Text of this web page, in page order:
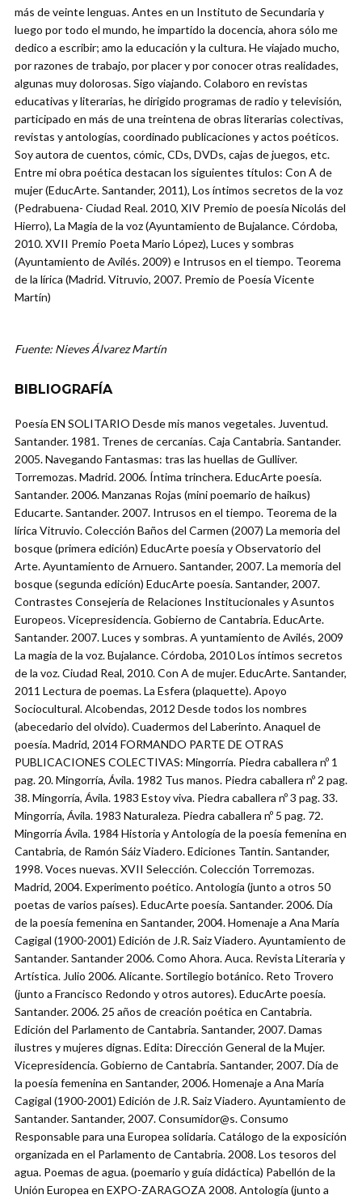
más de veinte lenguas. Antes en un Instituto de Secundaria y
luego por todo el mundo, he impartido la docencia, ahora sólo me
dedico a escribir; amo la educación y la cultura. He viajado mucho,
por razones de trabajo, por placer y por conocer otras realidades,
algunas muy dolorosas. Sigo viajando. Colaboro en revistas
educativas y literarias, he dirigido programas de radio y televisión,
participado en más de una treintena de obras literarias colectivas,
revistas y antologías, coordinado publicaciones y actos poéticos.
Soy autora de cuentos, cómic, CDs, DVDs, cajas de juegos, etc.
Entre mi obra poética destacan los siguientes títulos: Con A de
mujer (EducArte. Santander, 2011), Los íntimos secretos de la voz
(Pedrabuena- Ciudad Real. 2010, XIV Premio de poesía Nicolás del
Hierro), La Magia de la voz (Ayuntamiento de Bujalance. Córdoba,
2010. XVII Premio Poeta Mario López), Luces y sombras
(Ayuntamiento de Avilés. 2009) e Intrusos en el tiempo. Teorema
de la lírica (Madrid. Vitruvio, 2007. Premio de Poesía Vicente
Martín)
Fuente: Nieves Álvarez Martín
BIBLIOGRAFÍA
Poesía EN SOLITARIO Desde mis manos vegetales. Juventud.
Santander. 1981. Trenes de cercanías. Caja Cantabria. Santander.
2005. Navegando Fantasmas: tras las huellas de Gulliver.
Torremozas. Madrid. 2006. Íntima trinchera. EducArte poesía.
Santander. 2006. Manzanas Rojas (mini poemario de haikus)
Educarte. Santander. 2007. Intrusos en el tiempo. Teorema de la
lírica Vitruvio. Colección Baños del Carmen (2007) La memoria del
bosque (primera edición) EducArte poesía y Observatorio del
Arte. Ayuntamiento de Arnuero. Santander, 2007. La memoria del
bosque (segunda edición) EducArte poesía. Santander, 2007.
Contrastes Consejería de Relaciones Institucionales y Asuntos
Europeos. Vicepresidencia. Gobierno de Cantabria. EducArte.
Santander. 2007. Luces y sombras. A yuntamiento de Avilés, 2009
La magia de la voz. Bujalance. Córdoba, 2010 Los íntimos secretos
de la voz. Ciudad Real, 2010. Con A de mujer. EducArte. Santander,
2011 Lectura de poemas. La Esfera (plaquette). Apoyo
Sociocultural. Alcobendas, 2012 Desde todos los nombres
(abecedario del olvido). Cuadermos del Laberinto. Anaquel de
poesía. Madrid, 2014 FORMANDO PARTE DE OTRAS
PUBLICACIONES COLECTIVAS: Mingorría. Piedra caballera nº 1
pag. 20. Mingorría, Ávila. 1982 Tus manos. Piedra caballera nº 2 pag.
38. Mingorría, Ávila. 1983 Estoy viva. Piedra caballera nº 3 pag. 33.
Mingorría, Ávila. 1983 Naturaleza. Piedra caballera nº 5 pag. 72.
Mingorría Ávila. 1984 Historia y Antología de la poesía femenina en
Cantabria, de Ramón Sáiz Viadero. Ediciones Tantin. Santander,
1998. Voces nuevas. XVII Selección. Colección Torremozas.
Madrid, 2004. Experimento poético. Antología (junto a otros 50
poetas de varios países). EducArte poesía. Santander. 2006. Día
de la poesía femenina en Santander, 2004. Homenaje a Ana María
Cagigal (1900-2001) Edición de J.R. Saiz Viadero. Ayuntamiento de
Santander. Santander 2006. Como Ahora. Auca. Revista Literaria y
Artística. Julio 2006. Alicante. Sortilegio botánico. Reto Trovero
(junto a Francisco Redondo y otros autores). EducArte poesía.
Santander. 2006. 25 años de creación poética en Cantabria.
Edición del Parlamento de Cantabria. Santander, 2007. Damas
ilustres y mujeres dignas. Edita: Dirección General de la Mujer.
Vicepresidencia. Gobierno de Cantabria. Santander, 2007. Día de
la poesía femenina en Santander, 2006. Homenaje a Ana María
Cagigal (1900-2001) Edición de J.R. Saiz Viadero. Ayuntamiento de
Santander. Santander, 2007. Consumidor@s. Consumo
Responsable para una Europea solidaria. Catálogo de la exposición
organizada en el Parlamento de Cantabria. 2008. Los tesoros del
agua. Poemas de agua. (poemario y guía didáctica) Pabellón de la
Unión Europea en EXPO-ZARAGOZA 2008. Antología (junto a